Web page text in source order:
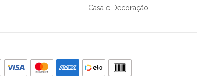
Casa e Decoração